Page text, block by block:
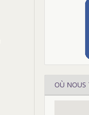
OÙ NOUS